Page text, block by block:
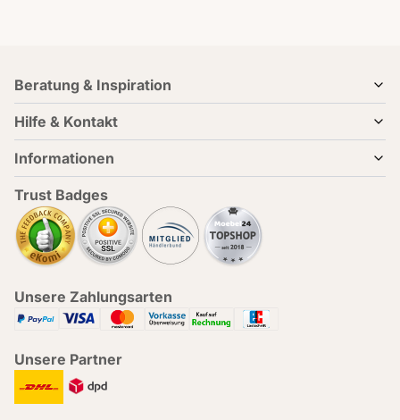
Beratung & Inspiration
Hilfe & Kontakt
Informationen
Trust Badges
Unsere Zahlungsarten
Unsere Partner